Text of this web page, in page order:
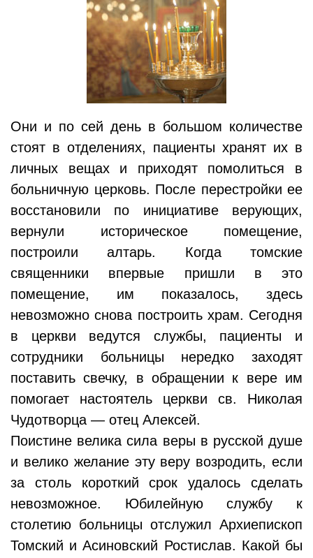
Они и по сей день в большом количестве
стоят в отделениях, пациенты хранят их в
личных вещах и приходят помолиться в
больничную церковь. После перестройки ее
восстановили по инициативе верующих,
вернули историческое помещение,
построили алтарь. Когда томские
священники впервые пришли в это
помещение, им показалось, здесь
невозможно снова построить храм. Сегодня
в церкви ведутся службы, пациенты и
сотрудники больницы нередко заходят
поставить свечку, в обращении к вере им
помогает настоятель церкви св. Николая
Чудотворца — отец Алексей.
Поистине велика сила веры в русской душе
и велико желание эту веру возродить, если
за столь короткий срок удалось сделать
невозможное. Юбилейную службу к
столетию больницы отслужил Архиепископ
Томский и Асиновский Ростислав. Какой бы